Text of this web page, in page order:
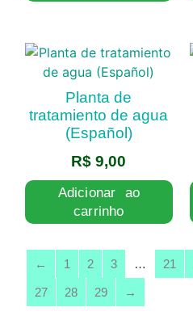
Planta de
tratamiento de agua
(Español)
R$ 9,00
Adicionar ao
carrinho
← 1 2 3 … 21
27 28 29 →